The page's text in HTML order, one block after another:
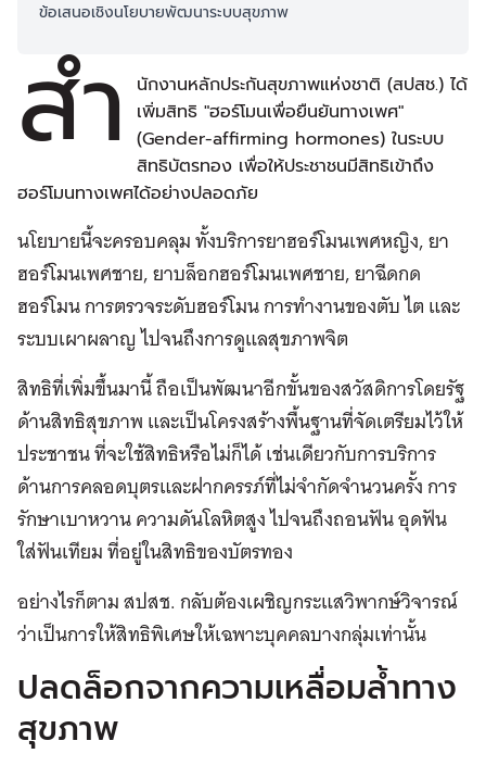
ข้อเสนอเชิงนโยบายพัฒนาระบบสุขภาพ
สำ
นักงานหลักประกันสุขภาพแห่งชาติ (สปสช.) ได้
เพิ่มสิทธิ "ฮอร์โมนเพื่อยืนยันทางเพศ"
(Gender-affirming hormones) ในระบบ
สิทธิบัตรทอง เพื่อให้ประชาชนมีสิทธิเข้าถึง
ฮอร์โมนทางเพศได้อย่างปลอดภัย
นโยบายนี้จะครอบคลุม ทั้งบริการยาฮอร์โมนเพศหญิง, ยา
ฮอร์โมนเพศชาย, ยาบล็อกฮอร์โมนเพศชาย, ยาฉีดกด
ฮอร์โมน การตรวจระดับฮอร์โมน การทำงานของตับ ไต และ
ระบบเผาผลาญ ไปจนถึงการดูแลสุขภาพจิต
สิทธิที่เพิ่มขึ้นมานี้ ถือเป็นพัฒนาอีกขั้นของสวัสดิการโดยรัฐ
ด้านสิทธิสุขภาพ และเป็นโครงสร้างพื้นฐานที่จัดเตรียมไว้ให้
ประชาชน ที่จะใช้สิทธิหรือไม่ก็ได้ เช่นเดียวกับการบริการ
ด้านการคลอดบุตรและฝากครรภ์ที่ไม่จำกัดจำนวนครั้ง การ
รักษาเบาหวาน ความดันโลหิตสูง ไปจนถึงถอนฟัน อุดฟัน
ใส่ฟันเทียม ที่อยู่ในสิทธิของบัตรทอง
อย่างไรก็ตาม สปสช. กลับต้องเผชิญกระแสวิพากษ์วิจารณ์
ว่าเป็นการให้สิทธิพิเศษให้เฉพาะบุคคลบางกลุ่มเท่านั้น
ปลดล็อกจากความเหลื่อมล้ำทาง
สุขภาพ